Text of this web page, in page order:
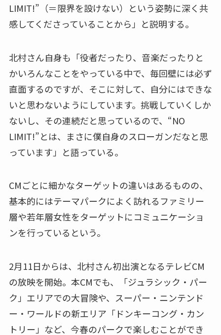
LIMIT!”（＝限界を設けない）という姿勢に深く共
感してくださっていることから」と説明する。
北村さん自身も「役者だったり、音楽だったりと
かいろんなことをやっている中で、毎回壁には必ず
直面するのですが、そこに対して、自分にはできな
いと思わないようにしています。挑戦していくしか
ないし、その連続だと思っているので、“NO
LIMIT!”とは、まさに僕自身のスローガンだなと思
っています」と語っている。
CMごとに細かなターゲットの違いはあるものの、
基本的にはテーマパークによく訪れるファミリー
層や若年層女性をターゲットにコミュニケーショ
ンを行っているという。
2月11日からは、北村さん初出演となるテレビCM
の放映を開始。本CMでも、「ジュラシック・パー
ク」エリアでの大冒険や、スーパー・ニンテンド
ー・ワールドの新エリア「ドンキーコング・カン
トリー」など、今春のパークで楽しむことができ